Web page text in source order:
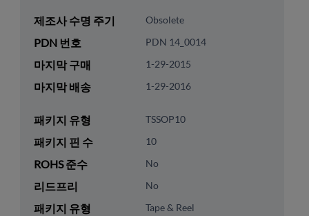
제조사 수명 주기 Obsolete
PDN 번호 PDN 14_0014
마지막 구매 1-29-2015
마지막 배송 1-29-2016
패키지 유형 TSSOP10
패키지 핀 수 10
ROHS 준수 No
리드프리 No
패키지 유형 Tape & Reel